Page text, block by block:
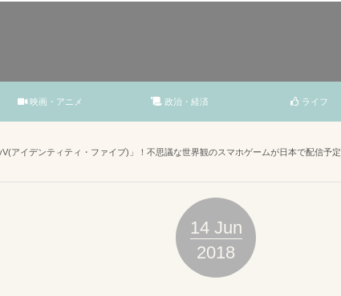
映画・アニメ 政治・経済 ライフ
アイデンティティ・ファイブ)」！不思議な世界観のスマホゲームが日本で配信予定
14 Jun
2018